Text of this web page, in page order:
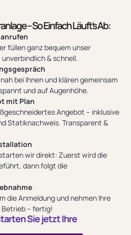
– So Einfach Läuft’s Ab:
füllen ganz bequem unser
& schnell.
bei Ihnen und klären gemeinsam
und auf Augenhöhe.
mit Plan
Angebot – inklusive
Statiknachweis. Transparent &
wir direkt: Zuerst wird die
dann folgt die
die Anmeldung und nehmen Ihre
– fertig!
Sie jetzt Ihre